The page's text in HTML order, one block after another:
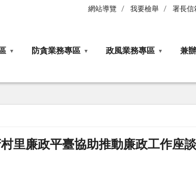
網站導覽 我要檢舉 署長信
防貪業務專區 政風業務專區 兼
里廉政平臺協助推動廉政工作座